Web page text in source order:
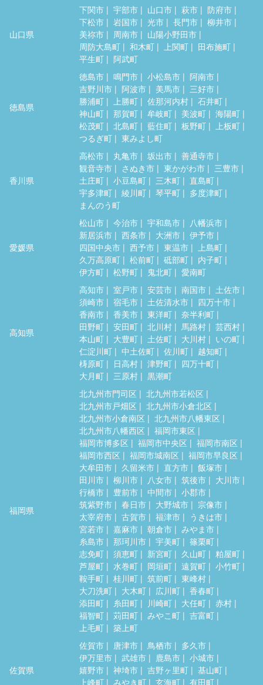
山口県
下関市 宇部市 山口市 萩市
防府市
下松市
岩国市 光市 長門市
柳井市
美祢市
周南市
山陽小野田市
周防大島町
和木町 上関町
田布施町
平生町
阿武町
徳島県
徳島市 鳴門市 小松島市
阿南市
吉野川市
阿波市 美馬市
三好市
勝浦町
上勝町 佐那河内村
石井町
神山町
那賀町 牟岐町 美波町
海陽町
松茂町
北島町 藍住町 板野町
上板町
つるぎ町
東みよし町
香川県
高松市 丸亀市 坂出市
善通寺市
観音寺市
さぬき市 東かがわ市
三豊市
土庄町
小豆島町 三木町
直島町
宇多津町
綾川町 琴平町
多度津町
まんのう町
愛媛県
松山市 今治市 宇和島市
八幡浜市
新居浜市
西条市 大洲市
伊予市
四国中央市
西予市 東温市
上島町
久万高原町
松前町 砥部町
内子町
伊方町
松野町 鬼北町 愛南町
高知県
高知市 室戸市 安芸市 南国市
土佐市
須崎市
宿毛市 土佐清水市
四万十市
香南市
香美市 東洋町
奈半利町
田野町
安田町 北川村 馬路村
芸西村
本山町
大豊町 土佐町 大川村
いの町
仁淀川町
中土佐町 佐川町
越知町
梼原町
日高村 津野町
四万十町
大月町
三原村 黒潮町
福岡県
北九州市門司区
北九州市若松区
北九州市戸畑区
北九州市小倉北区
北九州市小倉南区
北九州市八幡東区
北九州市八幡西区
福岡市東区
福岡市博多区
福岡市中央区
福岡市南区
福岡市西区
福岡市城南区
福岡市早良区
大牟田市
久留米市 直方市
飯塚市
田川市
柳川市 八女市 筑後市
大川市
行橋市
豊前市 中間市
小郡市
筑紫野市
春日市 大野城市
宗像市
太宰府市
古賀市 福津市
うきは市
宮若市
嘉麻市 朝倉市
みやま市
糸島市
那珂川市 宇美町
篠栗町
志免町
須恵町 新宮町 久山町
粕屋町
芦屋町
水巻町 岡垣町 遠賀町
小竹町
鞍手町
桂川町 筑前町
東峰村
大刀洗町
大木町 広川町
香春町
添田町
糸田町 川崎町 大任町
赤村
福智町
苅田町 みやこ町
吉富町
上毛町
築上町
佐賀県
佐賀市 唐津市 鳥栖市
多久市
伊万里市
武雄市 鹿島市
小城市
嬉野市
神埼市 吉野ヶ里町
基山町
上峰町
みやき町 玄海町
有田町